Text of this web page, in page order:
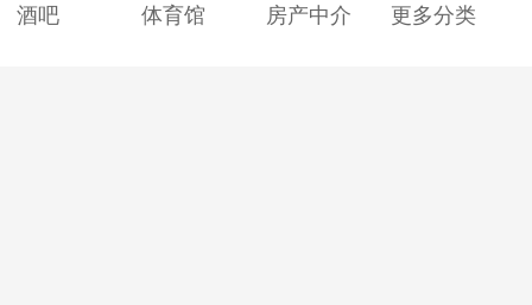
酒吧
体育馆 房产中介 更多分类